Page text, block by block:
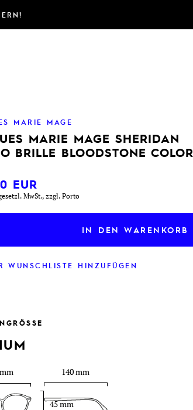
MARIE MAGE
MARIE MAGE SHERIDAN
BRILLE BLOODSTONE COLOR
EUR
MwSt., zzgl. Porto
IN DEN WARENKORB
WUNSCHLISTE HINZUFÜGEN
45 mm
140 mm